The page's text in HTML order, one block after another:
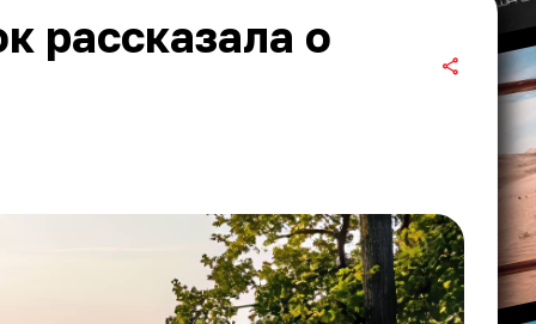
рассказала о